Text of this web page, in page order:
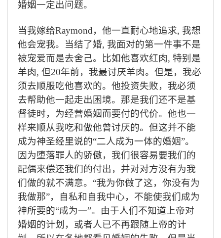
婚姻一定出问题。
当我嫁给Raymond，他一直耐心地追求, 我想
他会宠我。 当结了婚, 我面对的第一件事不是
被宠爱而是去舍己。比如他喜欢红肉, 特别是
羊肉, 但20年前，我最讨厌羊肉。但是， 我必
须去顺服吃他喜欢的。 他投资失败，我必须
去帮助他一起走出困境。 那是我们还不是基
督徒时，为经营婚姻而要付的代价。他也一
样来顺从我吃和做他曾讨厌的。但这并不能
成为神圣经里说的“二人成为一体的婚姻”。
因为堕落罪人的骄傲，我们很容易要我们的
配偶来偿还我们的付出，并对对方没有为我
们做的就不满意。“我为你做了这，你没有为
我做那”，自私和自我中心，不能使我们成为
神所要的“成为一”。由于人们不知道上帝对
婚姻的计划，或者人已不再跟随上帝的计